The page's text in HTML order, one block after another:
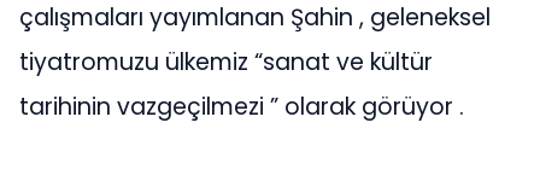
çalışmaları yayımlanan Şahin , geleneksel
tiyatromuzu ülkemiz “sanat ve kültür
tarihinin vazgeçilmezi ” olarak görüyor .